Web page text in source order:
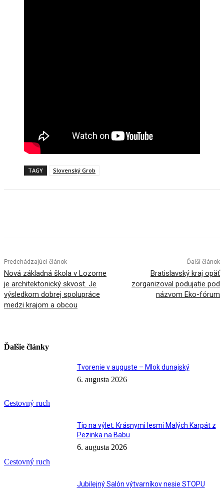
TAGY Slovenský Grob
Predchádzajúci článok
Nová základná škola v Lozorne
je architektonický skvost. Je
výsledkom dobrej spolupráce
medzi krajom a obcou
Ďalší článok
Bratislavský kraj opäť
zorganizoval podujatie pod
názvom Eko-fórum
Ďalšie články
Cestovný ruch
Tvorenie v auguste – Mlok dunajský
6. augusta 2026
Cestovný ruch
Tip na výlet: Krásnymi lesmi Malých Karpát z
Pezinka na Babu
6. augusta 2026
Jubilejný Salón výtvarníkov nesie STOPU